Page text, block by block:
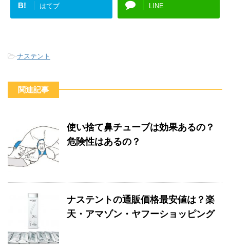
B! はてブ LINE
-ナステント
関連記事
使い捨て鼻チューブは効果あるの？
危険性はあるの？
ナステントの通販価格最安値は？楽
天・アマゾン・ヤフーショッピング